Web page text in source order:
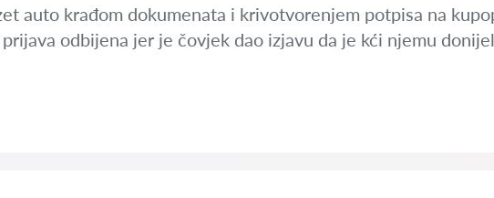
auto krađom dokumenata i krivotvorenjem potpisa na
odbijena jer je čovjek dao izjavu da je kći njemu